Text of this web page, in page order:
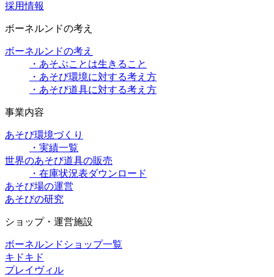
採用情報
ボーネルンドの考え
ボーネルンドの考え
・あそぶことは生きること
・あそび環境に対する考え方
・あそび道具に対する考え方
事業内容
あそび環境づくり
・実績一覧
世界のあそび道具の販売
・在庫状況表ダウンロード
あそび場の運営
あそびの研究
ショップ・運営施設
ボーネルンドショップ一覧
キドキド
プレイヴィル